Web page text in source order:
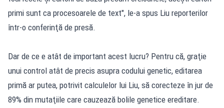
primi sunt ca procesoarele de text", le-a spus Liu reporterilor
într-o conferinţă de presă.
Dar de ce e atât de important acest lucru? Pentru că, graţie
unui control atât de precis asupra codului genetic, editarea
primă ar putea, potrivit calculelor lui Liu, să corecteze în jur de
89% din mutaţiile care cauzează bolile genetice ereditare.